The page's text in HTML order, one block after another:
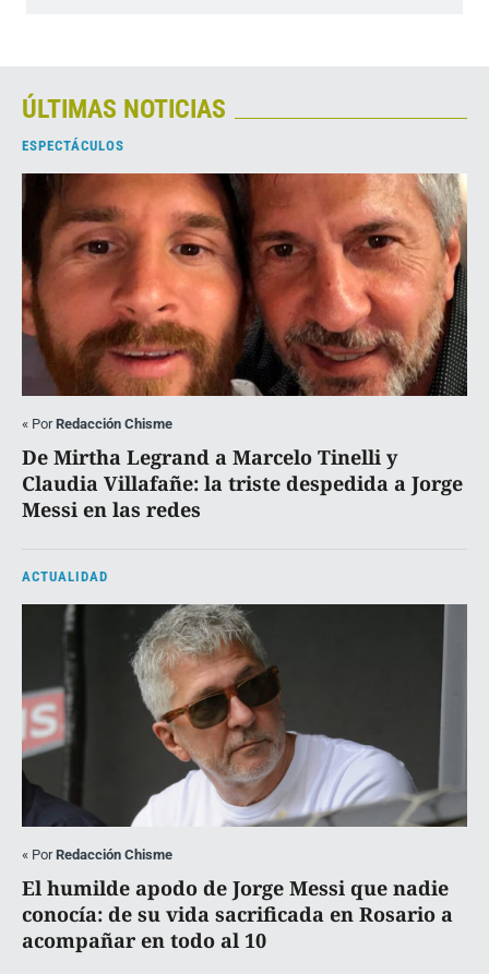
ÚLTIMAS NOTICIAS
ESPECTÁCULOS
« PorRedacción Chisme
De Mirtha Legrand a Marcelo Tinelli y
Claudia Villafañe: la triste despedida a Jorge
Messi en las redes
ACTUALIDAD
« PorRedacción Chisme
El humilde apodo de Jorge Messi que nadie
conocía: de su vida sacrificada en Rosario a
acompañar en todo al 10